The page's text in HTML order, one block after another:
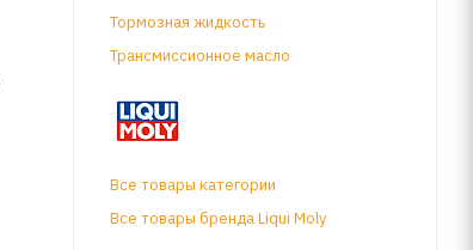
Тормозная жидкость
Трансмиссионное масло
Все товары категории
Все товары бренда Liqui Moly